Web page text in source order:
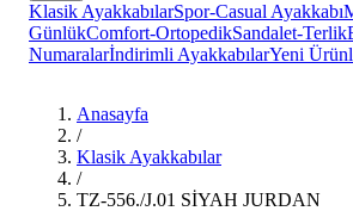
Klasik AyakkabılarSpor-Casual Ayakkabı
GünlükComfort-OrtopedikSandalet-Terlik
Numaralarİndirimli AyakkabılarYeni
Anasayfa
/
Klasik Ayakkabılar
/
TZ-556./J.01 SİYAH JURDAN